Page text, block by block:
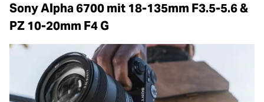
Sony Alpha 6700 mit 18-135mm F3.5-5.6 &
PZ 10-20mm F4 G